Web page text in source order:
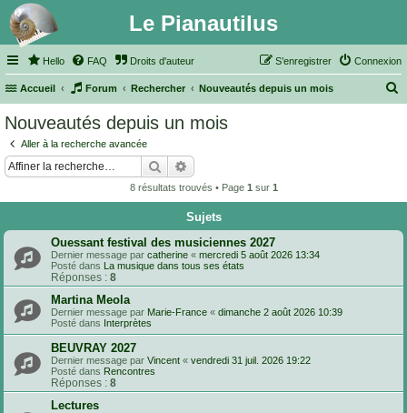
Le Pianautilus
Hello FAQ Droits d'auteur Connexion
S’enregistrer
Accueil Forum Rechercher Nouveautés depuis un mois
r
Nouveautés depuis un mois
Aller à la recherche avancée
Rechercher
8 résultats trouvés • Page 1 sur 1
Sujets
Ouessant festival des musiciennes 2027
Dernier message par catherine « mercredi 5 août 2026 13:34
Posté dans La musique dans tous ses états
Réponses : 8
Martina Meola
Dernier message par Marie-France « dimanche 2 août 2026 10:39
Posté dans Interprètes
BEUVRAY 2027
Dernier message par Vincent « vendredi 31 juil. 2026 19:22
Posté dans Rencontres
Réponses : 8
Lectures